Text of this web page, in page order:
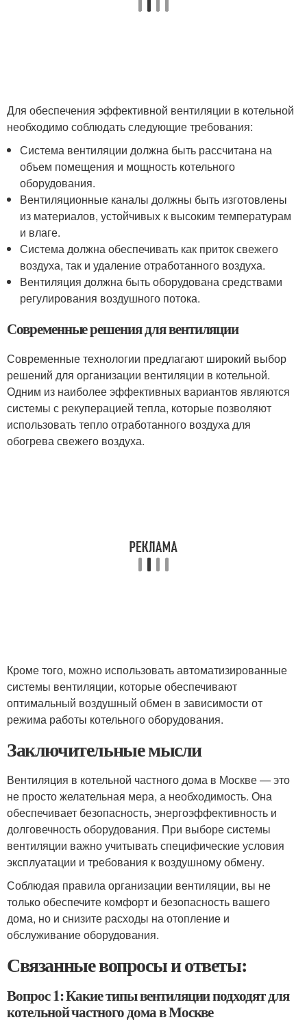
Для обеспечения эффективной вентиляции в котельной
необходимо соблюдать следующие требования:
Система вентиляции должна быть рассчитана на
объем помещения и мощность котельного
оборудования.
Вентиляционные каналы должны быть изготовлены
из материалов, устойчивых к высоким температурам
и влаге.
Система должна обеспечивать как приток свежего
воздуха, так и удаление отработанного воздуха.
Вентиляция должна быть оборудована средствами
регулирования воздушного потока.
Современные решения для вентиляции
Современные технологии предлагают широкий выбор
решений для организации вентиляции в котельной.
Одним из наиболее эффективных вариантов являются
системы с рекуперацией тепла, которые позволяют
использовать тепло отработанного воздуха для
обогрева свежего воздуха.
Кроме того, можно использовать автоматизированные
системы вентиляции, которые обеспечивают
оптимальный воздушный обмен в зависимости от
режима работы котельного оборудования.
Заключительные мысли
Вентиляция в котельной частного дома в Москве — это
не просто желательная мера, а необходимость. Она
обеспечивает безопасность, энергоэффективность и
долговечность оборудования. При выборе системы
вентиляции важно учитывать специфические условия
эксплуатации и требования к воздушному обмену.
Соблюдая правила организации вентиляции, вы не
только обеспечите комфорт и безопасность вашего
дома, но и снизите расходы на отопление и
обслуживание оборудования.
Связанные вопросы и ответы:
Вопрос 1: Какие типы вентиляции подходят для
котельной частного дома в Москве